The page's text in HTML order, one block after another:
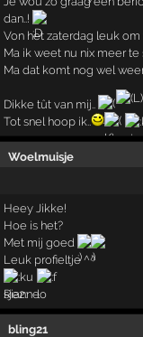
dan..!
Von het zaterdag leuk
Ma ik weet nu nix meer te
Ma dat komt nog wel
Dikke tût van mij..
Tot snel hoop ik..
Woelmuisje
Heey Jikke!
Hoe is het?
Met mij goed
Leuk profieltje ^^
Rianne
bling21